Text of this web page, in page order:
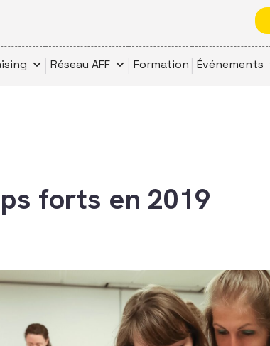
Réseau AFF Formation Événements
forts en 2019